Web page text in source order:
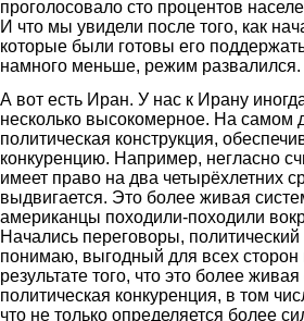
проголосовало сто процентов
И что мы увидели после того, как
которые были готовы его
намного меньше, режим развалился.
А вот есть Иран. У нас к Ирану
несколько высокомерное. На самом
политическая конструкция,
конкуренцию. Например, негласно
имеет право на два четырёхлетних
выдвигается. Это более живая
американцы походили-походили
Начались переговоры,
понимаю, выгодный для всех сторон
результате того, что это более
политическая конкуренция, в том
что не только определяется более